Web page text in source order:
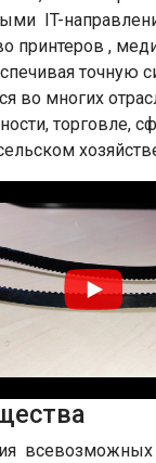
IT-
принтеров ,
точную
во многих
торговле,
всевозможных